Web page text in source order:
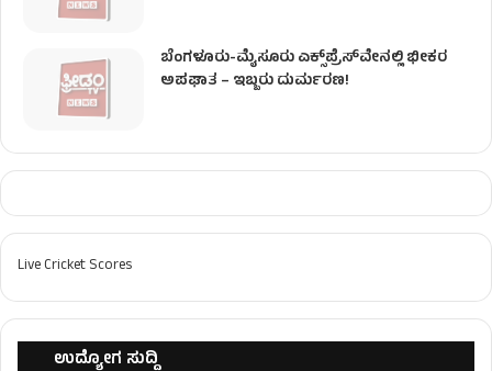
ಬೆಂಗಳೂರು-ಮೈಸೂರು ಎಕ್ಸ್‌ಪ್ರೆಸ್‌ವೇನಲ್ಲಿ ಭೀಕರ
ಅಪಘಾತ – ಇಬ್ಬರು ದುರ್ಮರಣ!
Live Cricket Scores
ಉದ್ಯೋಗ ಸುದ್ದಿ